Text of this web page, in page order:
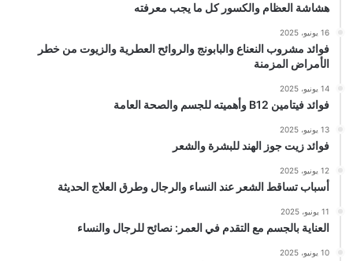
هشاشة العظام والكسور كل ما يجب معرفته
16 يونيو، 2025
فوائد مشروب النعناع والبابونج والروائح العطرية والزيوت من خطر
الأمراض المزمنة
14 يونيو، 2025
فوائد فيتامين B12 وأهميته للجسم والصحة العامة
13 يونيو، 2025
فوائد زيت جوز الهند للبشرة والشعر
12 يونيو، 2025
أسباب تساقط الشعر عند النساء والرجال وطرق العلاج الحديثة
11 يونيو، 2025
العناية بالجسم مع التقدم في العمر: نصائح للرجال والنساء
10 يونيو، 2025